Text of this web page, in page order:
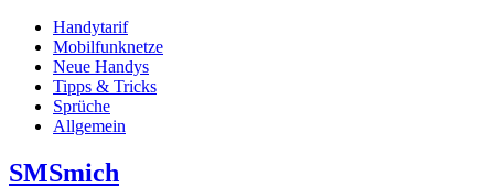
Handytarif
Mobilfunknetze
Neue Handys
Tipps & Tricks
Sprüche
Allgemein
SMSmich